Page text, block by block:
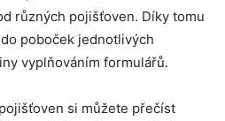
různých pojišťoven. Díky tomu
poboček jednotlivých
vyplňováním formulářů.
si můžete přečíst